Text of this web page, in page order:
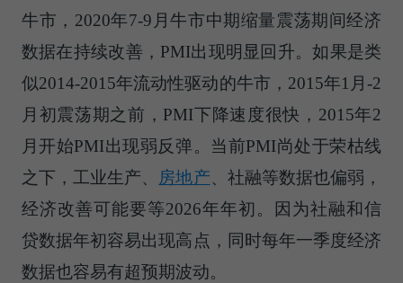
牛市，2020年7-9月牛市中期缩量震荡期间经济
数据在持续改善，PMI出现明显回升。如果是类
似2014-2015年流动性驱动的牛市，2015年1月-2
月初震荡期之前，PMI下降速度很快，2015年2
月开始PMI出现弱反弹。当前PMI尚处于荣枯线
之下，工业生产、
房地产、社融等数据也偏弱，
经济改善可能要等2026年年初。因为社融和信
贷数据年初容易出现高点，同时每年一季度经济
数据也容易有超预期波动。